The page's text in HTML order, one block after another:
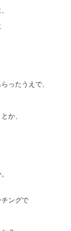
ったうえで、
か、
ングで